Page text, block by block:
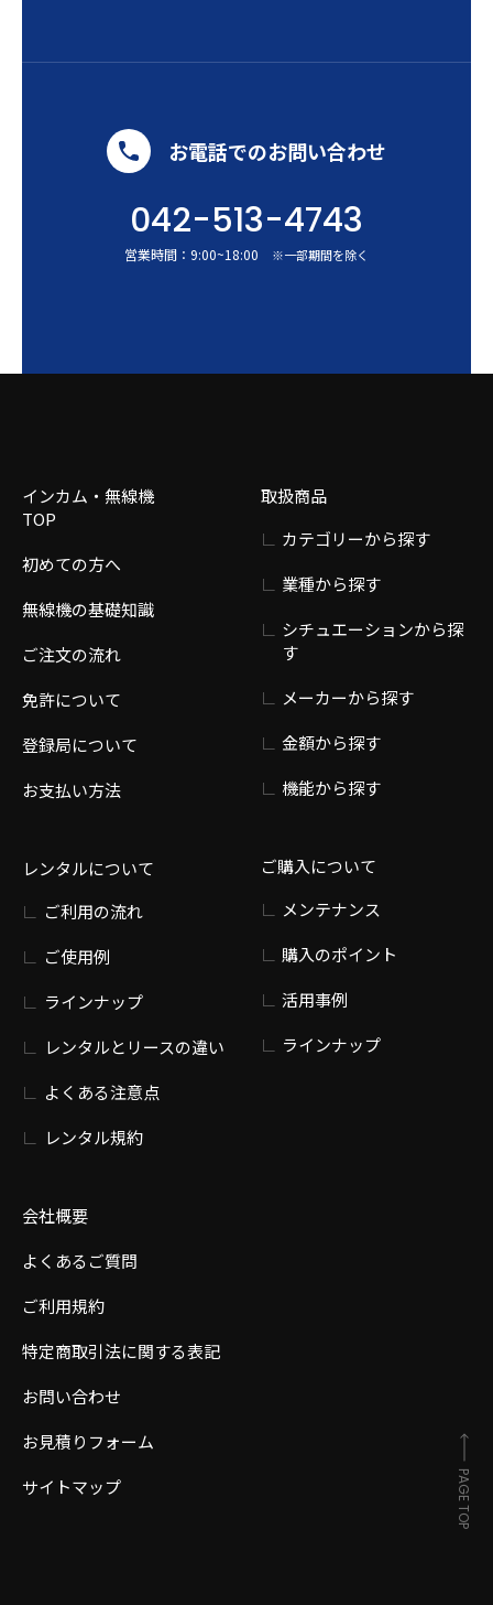
お電話でのお問い合わせ
042-513-4743
営業時間： 9:00~18:00 ※一部期間を除く
インカム・無線機
TOP
初めての方へ
無線機の基礎知識
ご注文の流れ
免許について
登録局について
お支払い方法
レンタルについて
ご利用の流れ
ご使用例
ラインナップ
レンタルとリースの違い
よくある注意点
レンタル規約
会社概要
よくあるご質問
ご利用規約
特定商取引法に関する表記
お問い合わせ
お見積りフォーム
サイトマップ
取扱商品
カテゴリーから探す
業種から探す
シチュエーションから探
す
メーカーから探す
金額から探す
機能から探す
ご購入について
メンテナンス
購入のポイント
活用事例
ラインナップ
PAGE TOP